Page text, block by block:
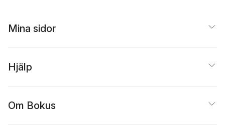
Mina sidor
Hjälp
Om Bokus